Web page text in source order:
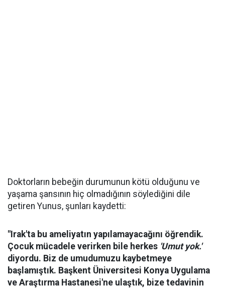
Doktorların bebeğin durumunun kötü olduğunu ve
yaşama şansının hiç olmadığının söylediğini dile
getiren Yunus, şunları kaydetti:
"Irak'ta bu ameliyatın yapılamayacağını öğrendik.
Çocuk mücadele verirken bile herkes 'Umut yok.'
diyordu. Biz de umudumuzu kaybetmeye
başlamıştık. Başkent Üniversitesi Konya Uygulama
ve Araştırma Hastanesi'ne ulaştık, bize tedavinin